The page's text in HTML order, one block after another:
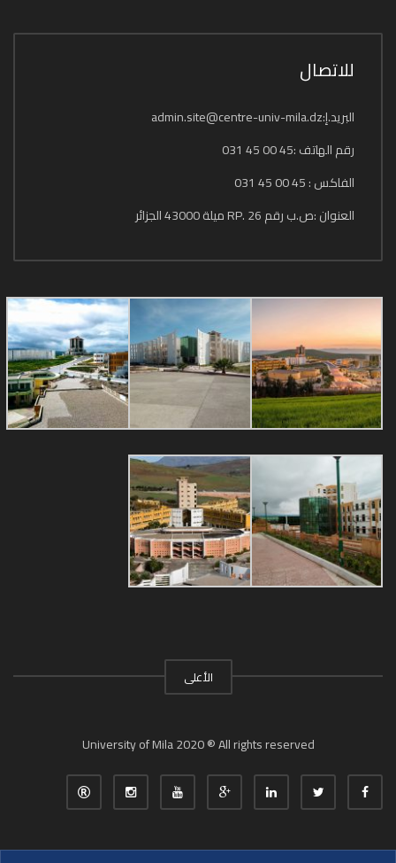
للاتصال
البريد.إ:admin.site@centre-univ-mila.dz
رقم الهاتف :45 00 45 031
الفاكس : 45 00 45 031
العنوان :ص.ب رقم 26 .RP ميلة 43000 الجزائر
الأعلى
University of Mila 2020 ® All rights reserved